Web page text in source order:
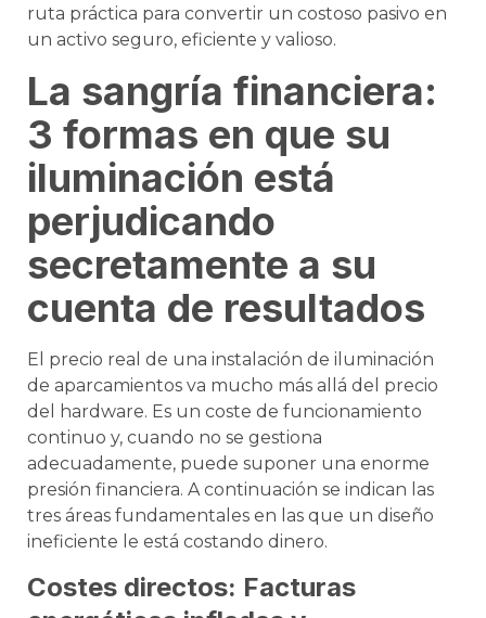
ruta práctica para convertir un costoso pasivo en
un activo seguro, eficiente y valioso.
La sangría financiera:
3 formas en que su
iluminación está
perjudicando
secretamente a su
cuenta de resultados
El precio real de una instalación de iluminación
de aparcamientos va mucho más allá del precio
del hardware. Es un coste de funcionamiento
continuo y, cuando no se gestiona
adecuadamente, puede suponer una enorme
presión financiera. A continuación se indican las
tres áreas fundamentales en las que un diseño
ineficiente le está costando dinero.
Costes directos: Facturas